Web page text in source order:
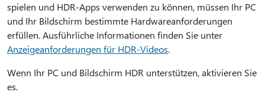
spielen und HDR-Apps verwenden zu können, müssen Ihr PC
und Ihr Bildschirm bestimmte Hardwareanforderungen
erfüllen. Ausführliche Informationen finden Sie unter
Anzeigeanforderungen für HDR-Videos.
Wenn Ihr PC und Bildschirm HDR unterstützen, aktivieren Sie
es.